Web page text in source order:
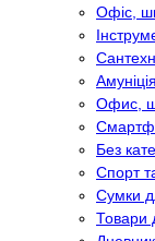
Офіс,
Амуніція
Офис,
Без
Спорт
Сумки
Товари